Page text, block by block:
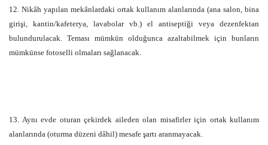
12. Nikâh yapılan mekânlardaki ortak kullanım alanlarında (ana salon, bina
girişi, kantin/kafeterya, lavabolar vb.) el antiseptiği veya dezenfektan
bulundurulacak. Teması mümkün olduğunca azaltabilmek için bunların
mümkünse fotoselli olmaları sağlanacak.
13. Aynı evde oturan çekirdek aileden olan misafirler için ortak kullanım
alanlarında (oturma düzeni dâhil) mesafe şartı aranmayacak.